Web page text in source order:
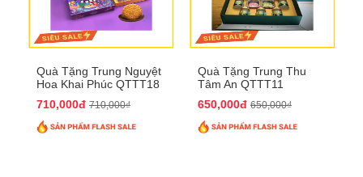
Quà Tặng Trung Nguyệt
Hoa Khai Phúc QTTT18
710,000đ 710,000₫
Quà Tặng Trung Thu
Tâm An QTTT11
650,000đ 650,000₫